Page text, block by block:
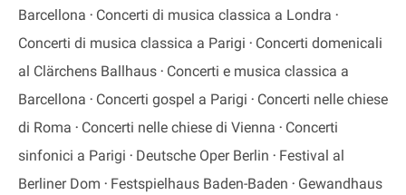
Barcellona
Concerti di musica classica a Londra
Concerti di musica classica a Parigi
Concerti domenicali
al Clärchens Ballhaus
Concerti e musica classica a
Barcellona
Concerti gospel a Parigi
Concerti nelle chiese
di Roma
Concerti nelle chiese di Vienna
Concerti
sinfonici a Parigi
Deutsche Oper Berlin
Festival al
Berliner Dom
Festspielhaus Baden-Baden
Gewandhaus